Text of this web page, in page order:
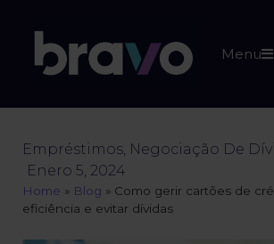
Menu
Empréstimos, Negociação De
Enero 5, 2024
Home » Blog » Como gerir cartões de
eficiência e evitar dívidas